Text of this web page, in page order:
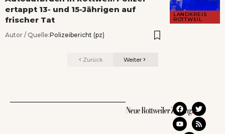
LANDKREIS
ROTTWEIL
ertappt 13- und 15-Jährigen auf
frischer Tat
Autor / Quelle:Polizeibericht (pz)
Zurück Weiter